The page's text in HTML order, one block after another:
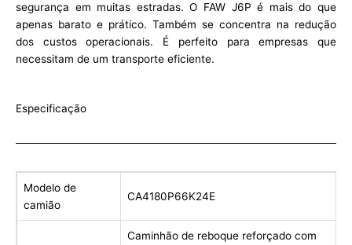
segurança em muitas estradas. O FAW J6P é mais do que
apenas barato e prático. Também se concentra na redução
dos custos operacionais. É perfeito para empresas que
necessitam de um transporte eficiente.
Especificação
Modelo de
camião
CA4180P66K24E
Caminhão de reboque reforçado com